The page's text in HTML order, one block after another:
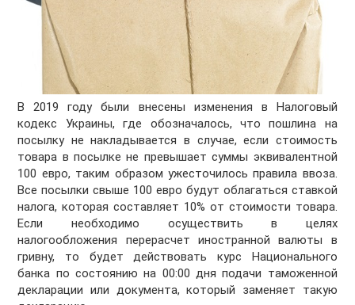
В 2019 году были внесены изменения в Налоговый
кодекс Украины, где обозначалось, что пошлина на
посылку не накладывается в случае, если стоимость
товара в посылке не превышает суммы эквивалентной
100 евро, таким образом ужесточилось правила ввоза.
Все посылки свыше 100 евро будут облагаться ставкой
налога, которая составляет 10% от стоимости товара.
Если необходимо осуществить в целях
налогообложения перерасчет иностранной валюты в
гривну, то будет действовать курс Национального
банка по состоянию на 00:00 дня подачи таможенной
декларации или документа, который заменяет такую